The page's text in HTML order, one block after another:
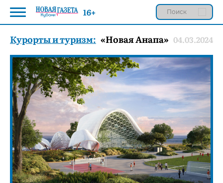
Курорты и туризм: «Новая Анапа» 04.03.2024
16+